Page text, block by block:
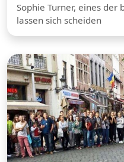
Sophie Turner, eines der
lassen sich scheiden